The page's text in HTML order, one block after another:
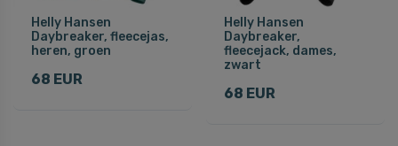
Helly Hansen
Daybreaker, fleecejas,
heren, groen
68 EUR
Helly Hansen
Daybreaker,
fleecejack, dames,
zwart
68 EUR